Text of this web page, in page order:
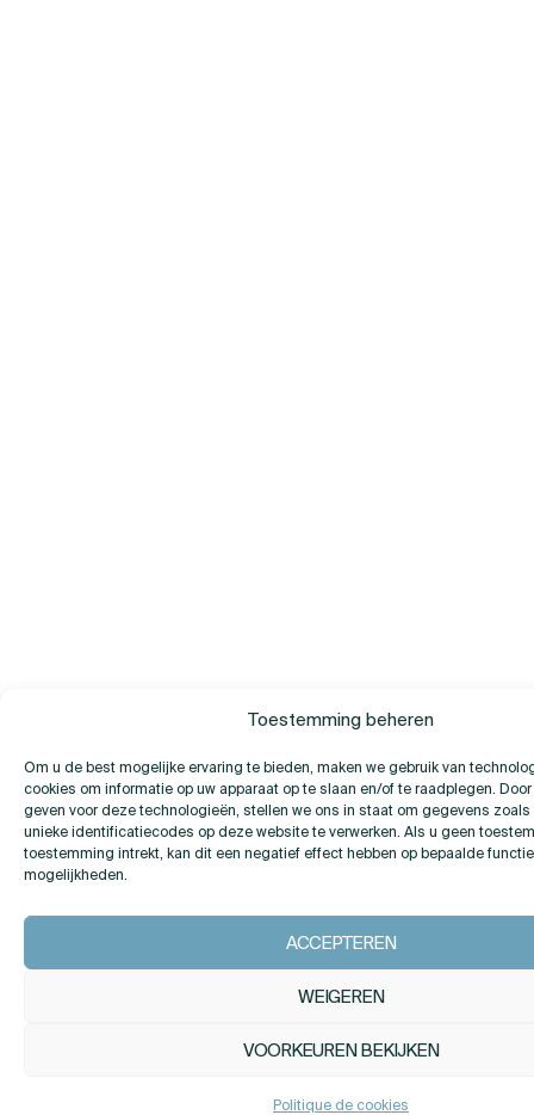
Toestemming beheren
Om u de best mogelijke ervaring te bieden, maken we gebruik van
cookies om informatie op uw apparaat op te slaan en/of te raadplegen.
geven voor deze technologieën, stellen we ons in staat om gegevens
unieke identificatiecodes op deze website te verwerken. Als u geen
toestemming intrekt, kan dit een negatief effect hebben op bepaalde
mogelijkheden.
ACCEPTEREN
WEIGEREN
VOORKEUREN BEKIJKEN
Politique de cookies